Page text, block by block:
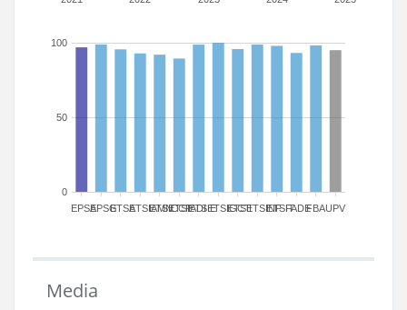
EPSAEPSGETSAETSIAMN
ETSICCP
ETSIADI
ETSIEETSIGCT
ETSIIETSINFETSITFADEFBAUPV
0
50
100
Media